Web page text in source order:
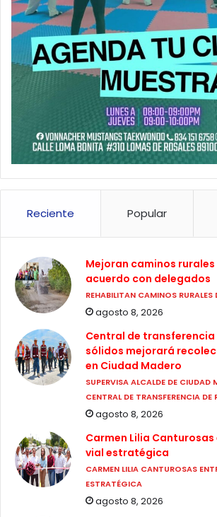
Reciente Popular
Mejoran caminos rurales
acuerdo con delegados
REHABILITAN CAMINOS RURALES
agosto 8, 2026
Central de transferencia
sólidos mejorará
en Ciudad Madero
SUPERVISA ALCALDE DE CIUDAD
CENTRAL DE TRANSFERENCIA DE
agosto 8, 2026
Carmen Lilia
vial estratégica
CARMEN LILIA CANTUROSAS
ESTRATÉGICA
agosto 8, 2026